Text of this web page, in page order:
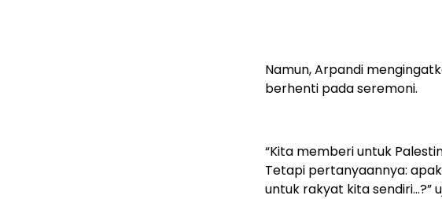
Namun, Arpandi
berhenti pada seremoni.
“Kita memberi untuk
Tetapi pertanyaannya:
untuk rakyat kita sendiri…?”